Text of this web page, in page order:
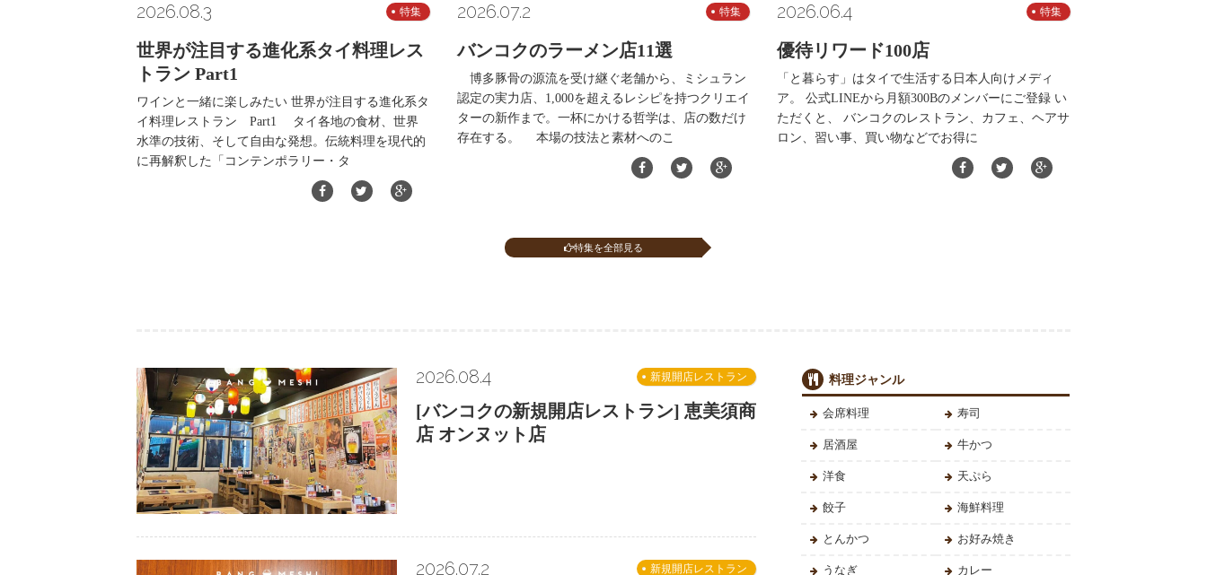
2026.08.3 特集
世界が注目する進化系タイ料理レス
トラン Part1
ワインと一緒に楽しみたい 世界が注目する進化系タ
イ料理レストラン Part1 タイ各地の食材、世界
水準の技術、そして自由な発想。伝統料理を現代的
に再解釈した「コンテンポラリー・タ
2026.07.2 特集
バンコクのラーメン店11選
博多豚骨の源流を受け継ぐ老舗から、ミシュラン
認定の実力店、1,000を超えるレシピを持つクリエイ
ターの新作まで。一杯にかける哲学は、店の数だけ
存在する。 本場の技法と素材へのこ
2026.06.4 特集
優待リワード100店
「と暮らす」はタイで生活する日本人向けメディ
ア。 公式LINEから月額300Bのメンバーにご登録 い
ただくと、 バンコクのレストラン、カフェ、ヘアサ
ロン、習い事、買い物などでお得に
特集を全部見る
料理ジャンル
会席料理 寿司
居酒屋 牛かつ
洋食 天ぷら
餃子 海鮮料理
とんかつ お好み焼き
うなぎ カレー
新規開店レストラン
2026.08.4
[バンコクの新規開店レストラン] 恵美須商
店 オンヌット店
新規開店レストラン
2026.07.2